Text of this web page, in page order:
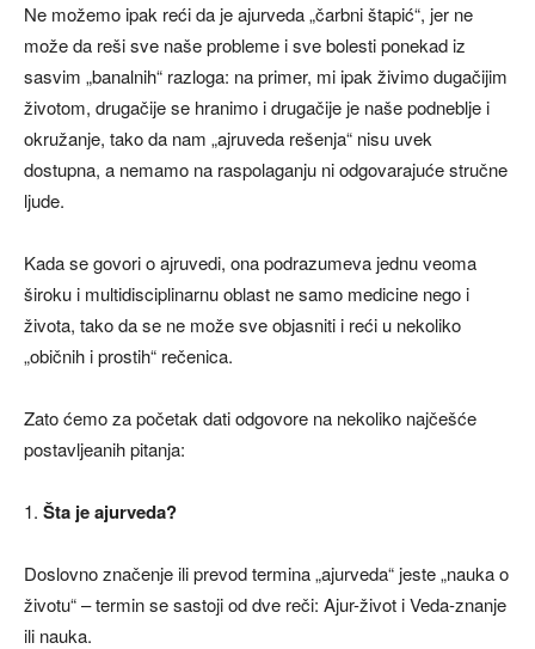
Ne možemo ipak reći da je ajurveda „čarbni štapić“, jer ne
može da reši sve naše probleme i sve bolesti ponekad iz
sasvim „banalnih“ razloga: na primer, mi ipak živimo dugačijim
životom, drugačije se hranimo i drugačije je naše podneblje i
okružanje, tako da nam „ajruveda rešenja“ nisu uvek
dostupna, a nemamo na raspolaganju ni odgovarajuće stručne
ljude.
Kada se govori o ajruvedi, ona podrazumeva jednu veoma
široku i multidisciplinarnu oblast ne samo medicine nego i
života, tako da se ne može sve objasniti i reći u nekoliko
„običnih i prostih“ rečenica.
Zato ćemo za početak dati odgovore na nekoliko najčešće
postavljeanih pitanja:
1. Šta je ajurveda?
Doslovno značenje ili prevod termina „ajurveda“ jeste „nauka o
životu“ – termin se sastoji od dve reči: Ajur-život i Veda-znanje
ili nauka.